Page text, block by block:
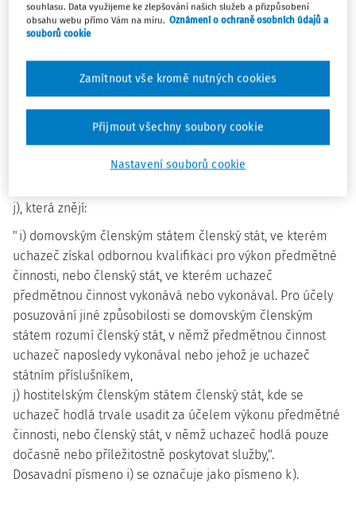
prostoru nebo Švýcarské konfederaci.".
3. V § 2 se na konci textu odstavce 2 doplňují slova " ;
stanovené podmínky musí být přiměřené a nezbytné pro
ochranu zájmů chráněných jinými právními předpisy.".
j), která znějí:
"i) domovským členským státem členský stát, ve kterém
uchazeč získal odbornou kvalifikaci pro výkon předmětné
činnosti, nebo členský stát, ve kterém uchazeč
předmětnou činnost vykonává nebo vykonával. Pro účely
posuzování jiné způsobilosti se domovským členským
státem rozumí členský stát, v němž předmětnou činnost
uchazeč naposledy vykonával nebo jehož je uchazeč
státním příslušníkem,
j) hostitelským členským státem členský stát, kde se
uchazeč hodlá trvale usadit za účelem výkonu předmětné
činnosti, nebo členský stát, v němž uchazeč hodlá pouze
dočasně nebo příležitostně poskytovat služby,".
Dosavadní písmeno i) se označuje jako písmeno k).
souhlasu. Data využijeme ke zlepšování našich služeb a přizpůsobení
obsahu webu přímo Vám na míru. Oznámení o ochraně osobních údajů a
souborů cookie
Nastavení souborů cookie
Zamítnout vše kromě nutných cookies
Přijmout všechny soubory cookie